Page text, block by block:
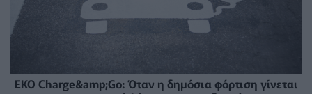
EKO Charge&amp;Go: Όταν η δημόσια φόρτιση γίνεται